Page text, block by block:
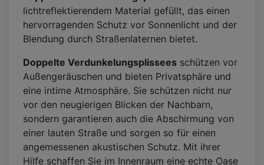
lichtreflektierendem Material gefüllt, das einen
hervorragenden Schutz vor Sonnenlicht und der
Blendung durch Straßenlaternen bietet.
Doppelte Verdunkelungsplissees schützen vor
Außengeräuschen und bieten Privatsphäre und
eine intime Atmosphäre. Sie schützen nicht nur
vor den neugierigen Blicken der Nachbarn,
sondern garantieren auch die Abschirmung von
einer lauten Straße und sorgen so für einen
angemessenen akustischen Schutz. Mit ihrer
Hilfe schaffen Sie im Innenraum eine echte Oase